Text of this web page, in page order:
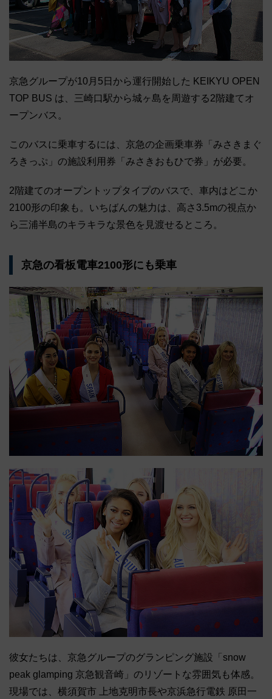
京急グループが10月5日から運行開始した KEIKYU OPEN
TOP BUS は、三崎口駅から城ヶ島を周遊する2階建てオ
ープンバス。
このバスに乗車するには、京急の企画乗車券「みさきまぐ
ろきっぷ」の施設利用券「みさきおもひで券」が必要。
2階建てのオープントップタイプのバスで、車内はどこか
2100形の印象も。いちばんの魅力は、高さ3.5mの視点か
ら三浦半島のキラキラな景色を見渡せるところ。
京急の看板電車2100形にも乗車
彼女たちは、京急グループのグランピング施設「snow
peak glamping 京急観音崎」のリゾートな雰囲気も体感。
現場では、横須賀市 上地克明市長や京浜急行電鉄 原田一